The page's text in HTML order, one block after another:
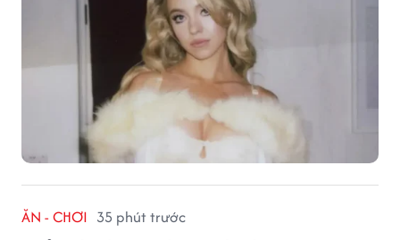
ĂN - CHƠI 35 phút trước